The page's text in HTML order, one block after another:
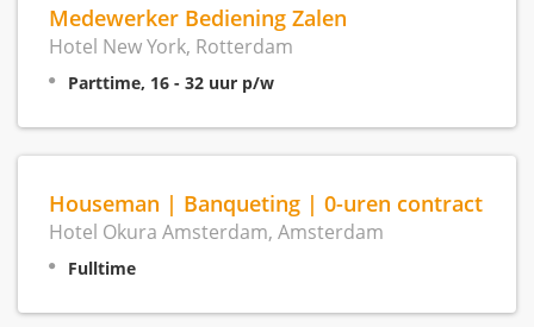
Medewerker Bediening Zalen
Hotel New York, Rotterdam
Parttime, 16 - 32 uur p/w
Houseman | Banqueting | 0-uren contract
Hotel Okura Amsterdam, Amsterdam
Fulltime